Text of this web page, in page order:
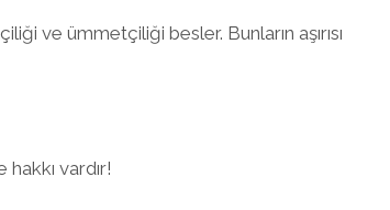
ve ümmetçiliği besler. Bunların aşırısı
vardır!